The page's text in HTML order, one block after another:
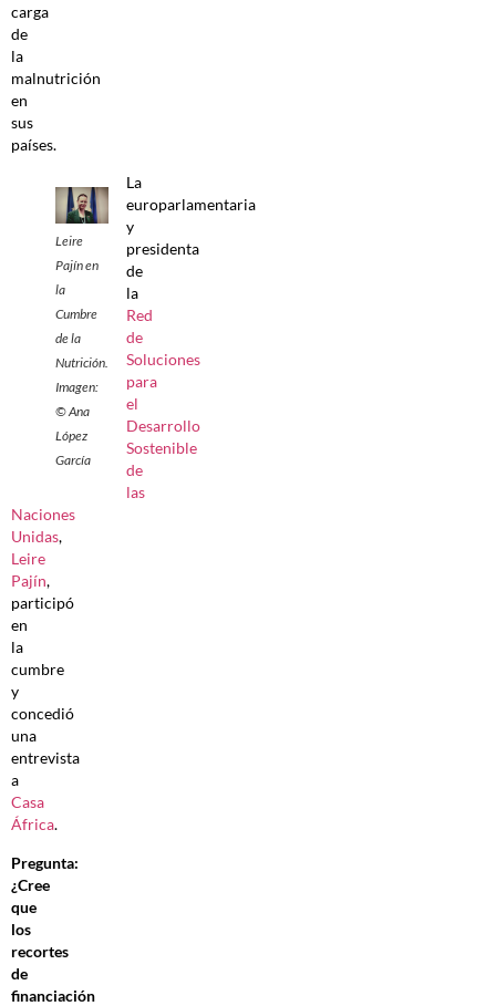
carga
de
la
malnutrición
en
sus
países.
Leire
Pajín en
la
Cumbre
de la
Nutrición.
Imagen:
© Ana
López
García
La
europarlamentaria
y
presidenta
de
la
Red
de
Soluciones
para
el
Desarrollo
Sostenible
de
las
Naciones
Unidas,
Leire
Pajín,
participó
en
la
cumbre
y
concedió
una
entrevista
a
Casa
África.
Pregunta:
¿Cree
que
los
recortes
de
financiación